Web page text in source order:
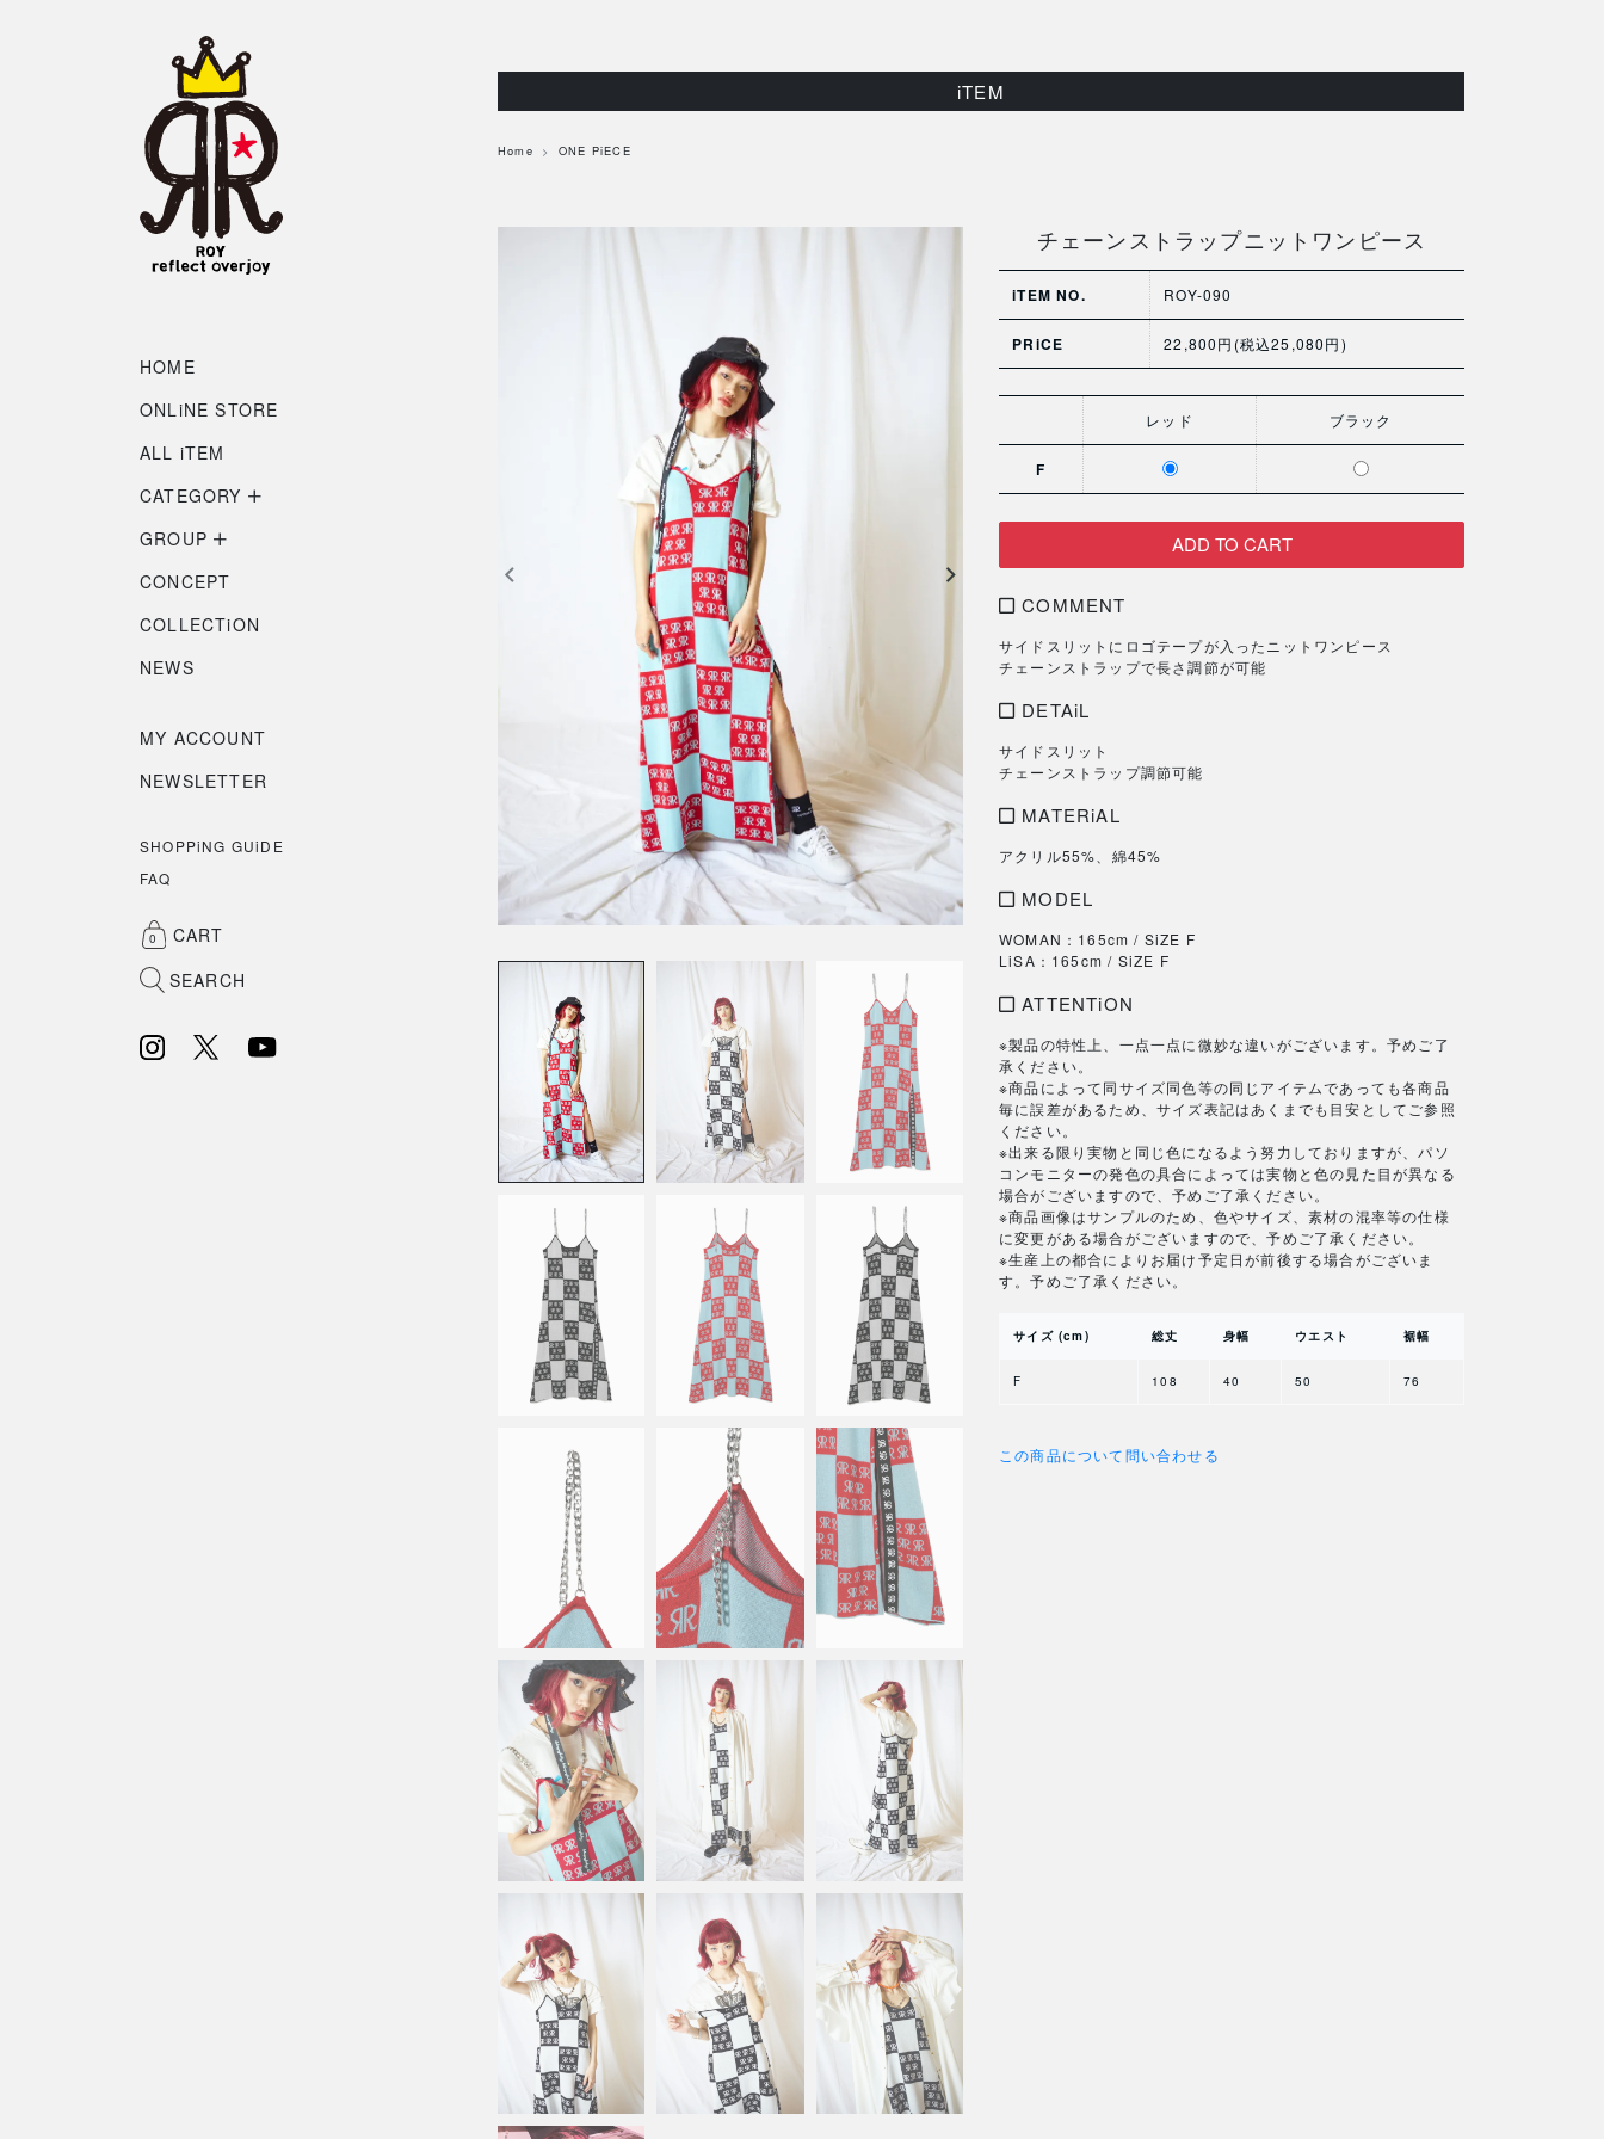
iTEM
Home ONE PiECE
チェーンストラップニットワンピース
iTEM NO. ROY-090
PRiCE 22,800円(税込25,080円)
レッド ブラック
F
COMMENT
サイドスリットにロゴテープが入ったニットワンピース
チェーンストラップで長さ調節が可能
DETAiL
サイドスリット
チェーンストラップ調節可能
MATERiAL
アクリル55%、綿45%
MODEL
WOMAN：165cm / SiZE F
LiSA：165cm / SiZE F
ATTENTiON
※製品の特性上、一点一点に微妙な違いがございます。予めご了
承ください。
※商品によって同サイズ同色等の同じアイテムであっても各商品
毎に誤差があるため、サイズ表記はあくまでも目安としてご参照
ください。
※出来る限り実物と同じ色になるよう努力しておりますが、パソ
コンモニターの発色の具合によっては実物と色の見た目が異なる
場合がございますので、予めご了承ください。
※商品画像はサンプルのため、色やサイズ、素材の混率等の仕様
に変更がある場合がございますので、予めご了承ください。
※生産上の都合によりお届け予定日が前後する場合がございま
す。予めご了承ください。
サイズ (cm) 総丈 身幅 ウエスト 裾幅
F 108 40 50 76
この商品について問い合わせる
HOME
ONLiNE STORE
ALL iTEM
CATEGORY
GROUP
CONCEPT
COLLECTiON
NEWS
MY ACCOUNT
NEWSLETTER
SHOPPiNG GUiDE
FAQ
0
CART
SEARCH